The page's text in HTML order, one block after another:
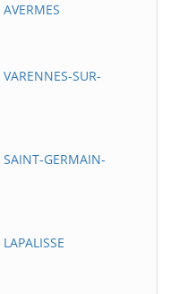
SUR-
GERMAIN-